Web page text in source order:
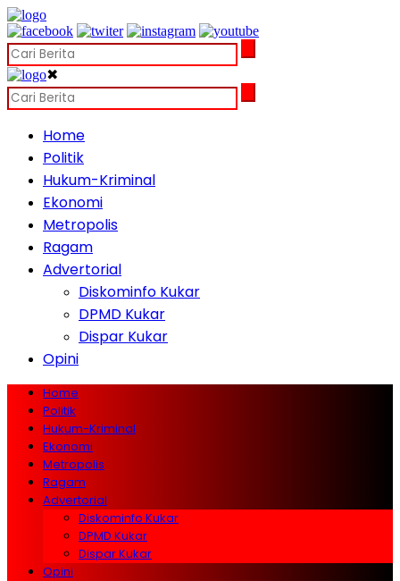
✖
Home
Politik
Hukum-Kriminal
Ekonomi
Metropolis
Ragam
Advertorial
Diskominfo Kukar
DPMD Kukar
Dispar Kukar
Opini
Home
Politik
Hukum-Kriminal
Ekonomi
Metropolis
Ragam
Advertorial
Diskominfo Kukar
DPMD Kukar
Dispar Kukar
Opini